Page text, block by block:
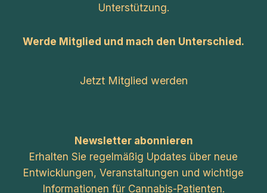
Unterstützung.
Werde Mitglied und mach den Unterschied.
Jetzt Mitglied werden
Newsletter abonnieren
Erhalten Sie regelmäßig Updates über neue
Entwicklungen, Veranstaltungen und wichtige
Informationen für Cannabis-Patienten.